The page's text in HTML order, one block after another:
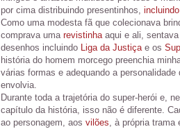
por cima distribuindo presentinhos,
Como uma modesta fã que colecionava
comprava uma revistinhaaqui e ali, sentava
desenhos incluindo Liga da Justiça e os
história do homem morcego preenchia
várias formas e adequando a
envolvia.
Durante toda a trajetória do super-herói e,
capítulo da história, isso não é diferente.
ao personagem, aos vilões, à própria trama